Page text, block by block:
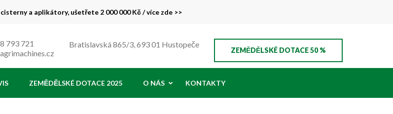
cisterny a aplikátory, ušetřete 2 000 000 Kč / více zde >>
ZEMĚDĚLSKÉ DOTACE 50 %
Bratislavská 865/3, 693 01 Hustopeče
793 721
ZEMĚDĚLSKÉ DOTACE 2025 O NÁS KONTAKTY